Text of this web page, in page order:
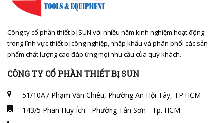
Công ty cổ phần thiết bị SUN với nhiều năm kinh nghiệm hoạt động
trong lĩnh vực thiết bị công nghiệp, nhập khẩu và phân phối các sản
phẩm chất lượng cao đáp ứng mọi nhu cầu của quý khách.
CÔNG TY CỔ PHẦN THIẾT BỊ SUN
51/10A7 Phạm Văn Chiêu, Phường An Hội Tây, TP.HCM
143/5 Phan Huy Ích - Phường Tân Sơn - Tp. HCM